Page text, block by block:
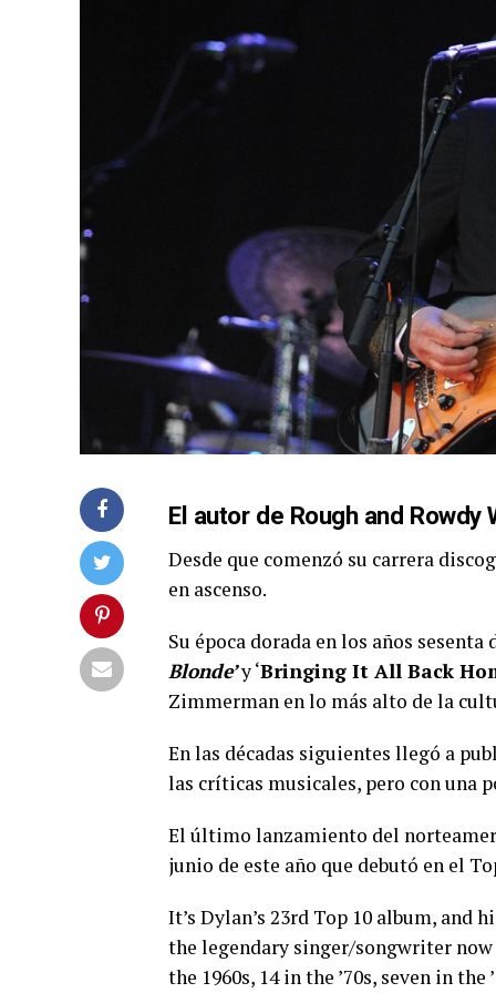
El autor de Rough and Rowdy
Desde que comenzó su carrera
en ascenso.
Su época dorada en los años sesenta
Blonde’y ‘Bringing It All Back
Zimmerman en lo más alto de la
En las décadas siguientes llegó a
las críticas musicales, pero con una
El último lanzamiento del
junio de este año que debutó en el
It’s Dylan’s 23rd Top 10 album, and
the legendary singer/songwriter now
the 1960s, 14 in the ’70s, seven in the